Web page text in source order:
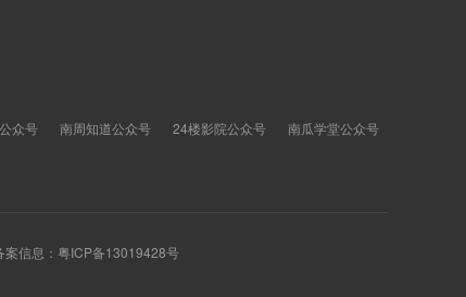
众号 南周知道公众号 24楼影院公众号 南瓜学堂公众号
信息： 粤ICP备13019428号